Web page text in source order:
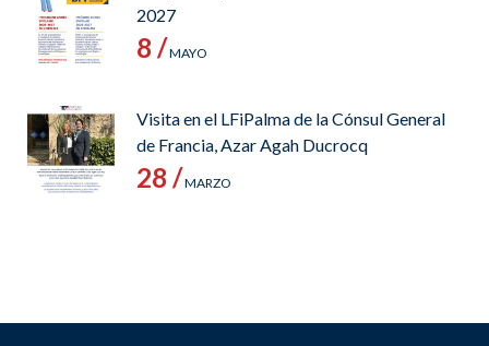
2027
8 /MAYO
Visita en el LFiPalma de la Cónsul General
de Francia, Azar Agah Ducrocq
28 /MARZO